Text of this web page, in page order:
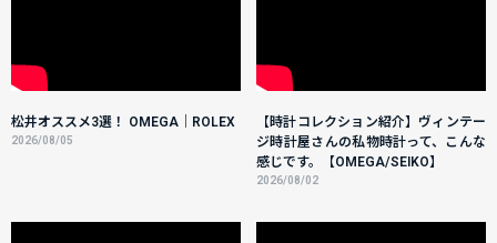
松井オススメ3選！ OMEGA｜ROLEX
2026/08/05
【時計コレクション紹介】ヴィンテー
ジ時計屋さんの私物時計って、こんな
感じです。【OMEGA/SEIKO】
2026/08/02